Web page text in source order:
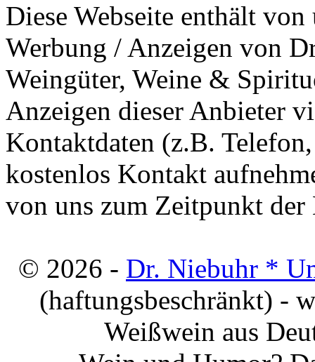
Diese Webseite enthält
Werbung / Anzeigen von
Weingüter, Weine &
Anzeigen dieser Anbieter
Kontaktdaten (z.B.
kostenlos Kontakt
von uns zum Zeitpunkt
© 2026 - Dr. Niebuhr *
(haftungsbeschränkt) -
Weißwein aus